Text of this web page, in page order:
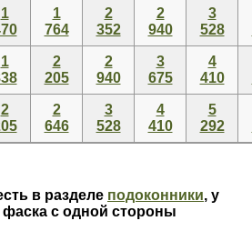
1
1
764
2
352
2
940
3
528
1
2
205
2
940
3
675
4
410
2
2
646
3
528
4
410
5
292
в разделе подоконники, у
фаска с одной стороны